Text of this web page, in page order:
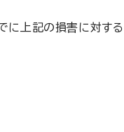
上記の損害に対